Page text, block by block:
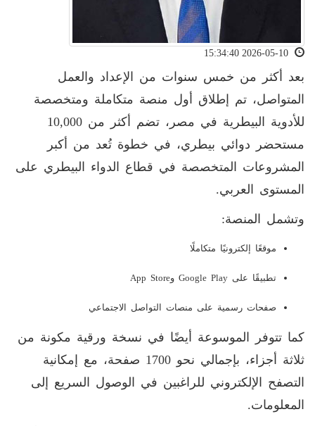
بعد أكثر من خمس سنوات من الإعداد والعمل
المتواصل، تم إطلاق أول منصة متكاملة ومتخصصة
للأدوية البيطرية في مصر، تضم أكثر من 10,000
مستحضر دوائي بيطري، في خطوة تُعد من أكبر
المشروعات المتخصصة في قطاع الدواء البيطري على
المستوى العربي.
وتشمل المنصة:
موقعًا إلكترونيًا متكاملًا
تطبيقًا على Google Play وApp Store
صفحات رسمية على منصات التواصل الاجتماعي
كما تتوفر الموسوعة أيضًا في نسخة ورقية مكونة من
ثلاثة أجزاء، بإجمالي نحو 1700 صفحة، مع إمكانية
التصفح الإلكتروني للراغبين في الوصول السريع إلى
المعلومات.